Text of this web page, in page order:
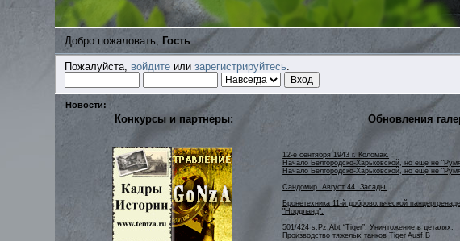
Добро пожаловать, Гость
Пожалуйста, войдитеили зарегистрируйтесь.
Новости:
Конкурсы и партнеры: Обновления
12-е сентября 1943 г. Коломак.
Начало Белгородско-Харьковской, но еще не
Начало Белгородско-Харьковской, но еще не
Сандомир. Август 44. Засады.
Бронетехника 11-й добровольческой
"Нордланд".
501/424 s.Pz.Abt “Tiger”. Уничтожение в деталях.
Производство тяжелых танков Tiger Ausf.B